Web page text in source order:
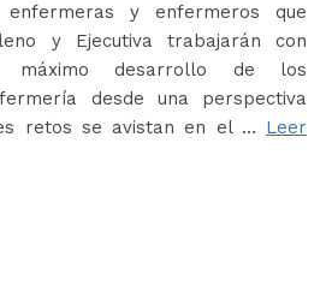
y enfermeros que
y Ejecutiva trabajarán con
máximo desarrollo de los
desde una perspectiva
retos se avistan en el … Leer